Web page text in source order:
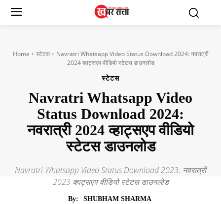
Home स्टेटस
Navratri Whatsapp Video Status Download 2024: नवरात्री
2024 व्हाट्सएप वीडियो स्टेटस डाउनलोड
स्टेटस
Navratri Whatsapp Video
Status Download 2024:
नवरात्री 2024 व्हाट्सएप वीडियो
स्टेटस डाउनलोड
Navratri Whatsapp Video Status Download 2023: नवरात्री
2023 व्हाट्सएप वीडियो स्टेटस डाउनलोड
By:
SHUBHAM SHARMA